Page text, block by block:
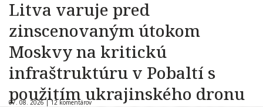
Litva varuje pred
zinscenovaným útokom
Moskvy na kritickú
infraštruktúru v Pobaltí s
použitím ukrajinského dronu
07. 08. 2026 |12 komentárov